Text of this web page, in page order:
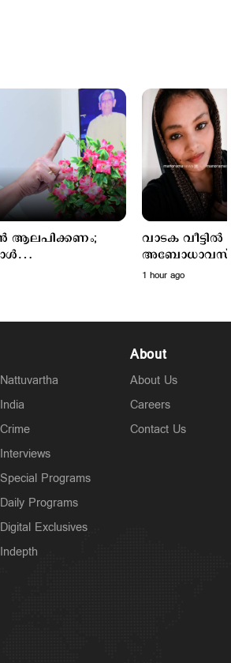
തിരച്ചില്‍ ഊര്‍ജിതം;
എണ്ണം കൂട്ടും
നിര്‍ത്തും:
ആലപിക്കണം;
വാടക വീട്ടില്‍
1 hour ago
Nattuvartha
India
Crime
Interviews
Special Programs
Daily Programs
Digital Exclusives
Indepth
About
About Us
Careers
Contact Us